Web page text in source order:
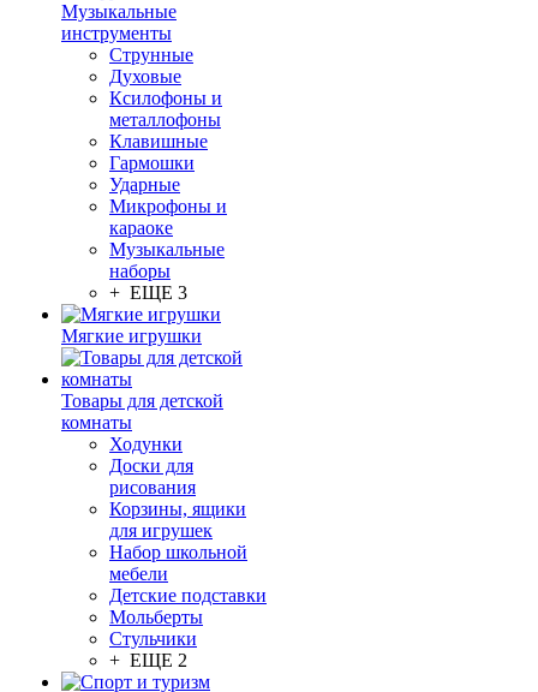
Музыкальные
инструменты
Струнные
Духовые
Ксилофоны и
металлофоны
Клавишные
Гармошки
Ударные
Микрофоны и
караоке
Музыкальные
наборы
+ ЕЩЕ 3
Мягкие игрушки
Товары для детской
комнаты
Ходунки
Доски для
рисования
Корзины, ящики
для игрушек
Набор школьной
мебели
Детские подставки
Мольберты
Стульчики
+ ЕЩЕ 2